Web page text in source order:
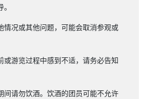
情况或其他问题，可能会取消参观或
或游览过程中感到不适，请务必告知
间请勿饮酒。饮酒的团员可能不允许